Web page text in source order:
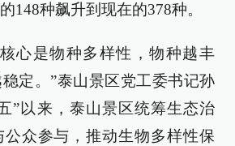
148种飙升到现在的378种。
心是物种多样性，物种越丰
定。”泰山景区党工委书记孙
”以来，泰山景区统筹生态治
众参与，推动生物多样性保